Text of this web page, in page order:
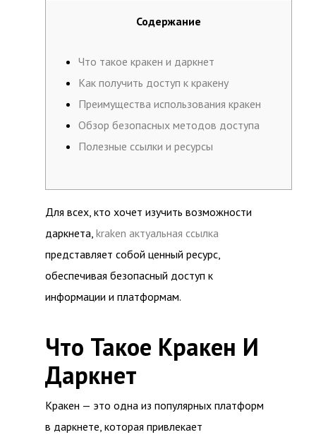
Содержание
Что такое кракен и даркнет
Как получить доступ к кракену
Преимущества использования кракен
Обзор безопасных методов доступа
Полезные ссылки и ресурсы
Для всех, кто хочет изучить возможности
даркнета, kraken актуальная ссылка
представляет собой ценный ресурс,
обеспечивая безопасный доступ к
информации и платформам.
Что Такое Кракен И
Даркнет
Кракен — это одна из популярных платформ
в даркнете, которая привлекает